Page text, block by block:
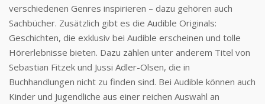
verschiedenen Genres inspirieren – dazu gehören auch
Sachbücher. Zusätzlich gibt es die Audible Originals:
Geschichten, die exklusiv bei Audible erscheinen und tolle
Hörerlebnisse bieten. Dazu zählen unter anderem Titel von
Sebastian Fitzek und Jussi Adler-Olsen, die in
Buchhandlungen nicht zu finden sind. Bei Audible können auch
Kinder und Jugendliche aus einer reichen Auswahl an